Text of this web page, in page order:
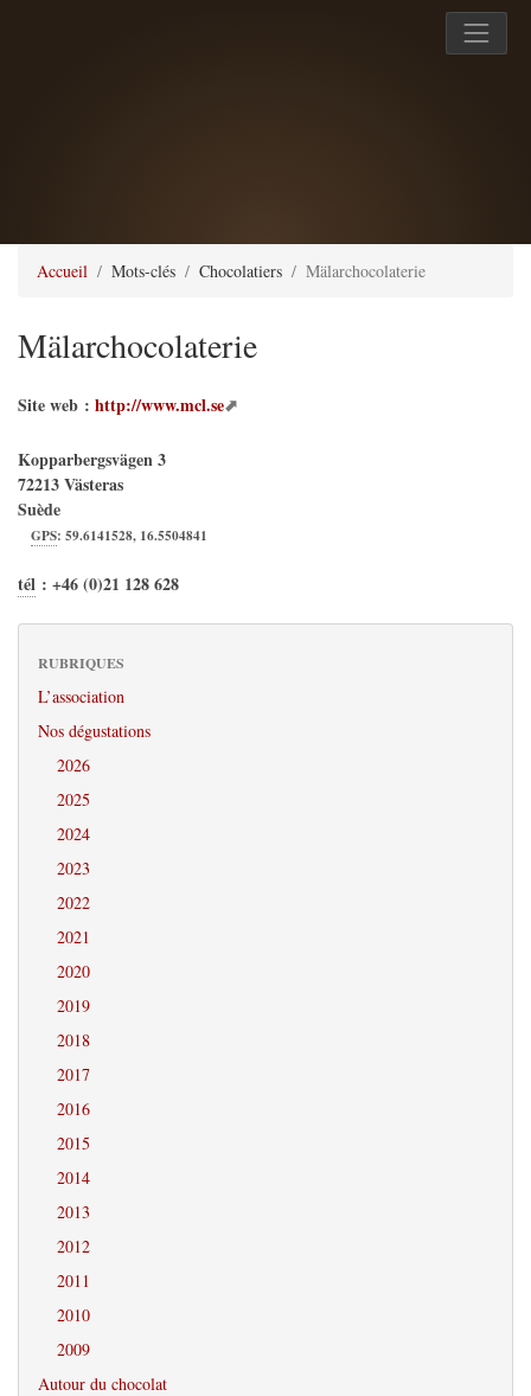
Accueil Mots-clés Chocolatiers Mälarchocolaterie
Mälarchocolaterie
Site web : http://www.mcl.se
Kopparbergsvägen 3
72213Västeras
Suède
GPS:59.6141528, 16.5504841
tél : +46 (0)21 128 628
RUBRIQUES
L’association
Nos dégustations
2026
2025
2024
2023
2022
2021
2020
2019
2018
2017
2016
2015
2014
2013
2012
2011
2010
2009
Autour du chocolat